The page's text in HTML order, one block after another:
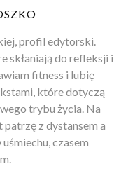
profil edytorski.
skłaniają do refleksji i
fitness i lubię
które dotyczą
trybu życia. Na
z dystansem a
czasem